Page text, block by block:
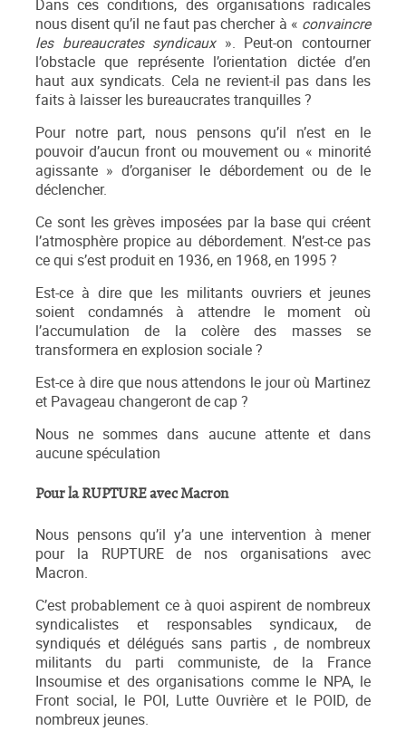
Dans ces conditions, des organisations radicales
nous disent qu’il ne faut pas chercher à « convaincre
les bureaucrates syndicaux». Peut-on contourner
l’obstacle que représente l’orientation dictée d’en
haut aux syndicats. Cela ne revient-il pas dans les
faits à laisser les bureaucrates tranquilles ?
Pour notre part, nous pensons qu’il n’est en le
pouvoir d’aucun front ou mouvement ou « minorité
agissante » d’organiser le débordement ou de le
déclencher.
Ce sont les grèves imposées par la base qui créent
l’atmosphère propice au débordement. N’est-ce pas
ce qui s’est produit en 1936, en 1968, en 1995 ?
Est-ce à dire que les militants ouvriers et jeunes
soient condamnés à attendre le moment où
l’accumulation de la colère des masses se
transformera en explosion sociale ?
Est-ce à dire que nous attendons le jour où Martinez
et Pavageau changeront de cap ?
Nous ne sommes dans aucune attente et dans
aucune spéculation
Pour la RUPTURE avec Macron
Nous pensons qu’il y’a une intervention à mener
pour la RUPTURE de nos organisations avec
Macron.
C’est probablement ce à quoi aspirent de nombreux
syndicalistes et responsables syndicaux, de
syndiqués et délégués sans partis , de nombreux
militants du parti communiste, de la France
Insoumise et des organisations comme le NPA, le
Front social, le POI, Lutte Ouvrière et le POID, de
nombreux jeunes.